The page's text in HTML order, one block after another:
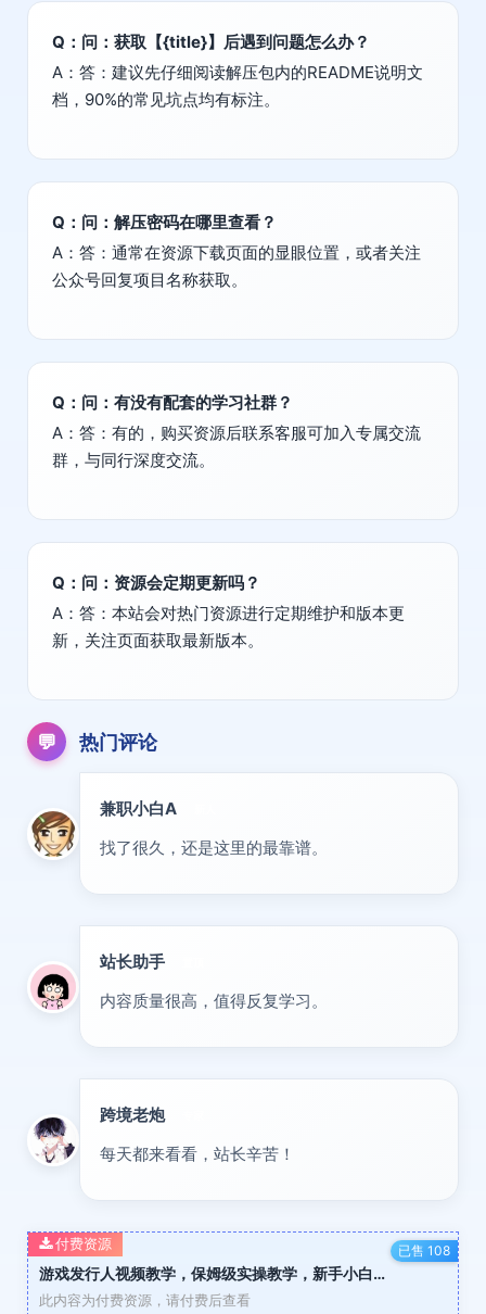
Q：问：获取【{title}】后遇到问题怎么办？
A：答：建议先仔细阅读解压包内的README说明文
档，90%的常见坑点均有标注。
Q：问：解压密码在哪里查看？
A：答：通常在资源下载页面的显眼位置，或者关注
公众号回复项目名称获取。
Q：问：有没有配套的学习社群？
A：答：有的，购买资源后联系客服可加入专属交流
群，与同行深度交流。
Q：问：资源会定期更新吗？
A：答：本站会对热门资源进行定期维护和版本更
新，关注页面获取最新版本。
💬 热门评论
兼职小白A
找了很久，还是这里的最靠谱。
站长助手
内容质量很高，值得反复学习。
跨境老炮
每天都来看看，站长辛苦！
游戏发行人视频教学，保姆级实操教学，新手小白都可做，单条视频10W收益
此内容为付费资源，请付费后查看
付费资源 已售 108